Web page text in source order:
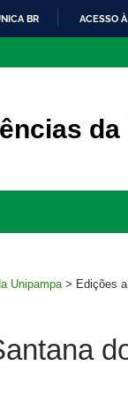
O
BR ACESSO
Unipampa > Edições